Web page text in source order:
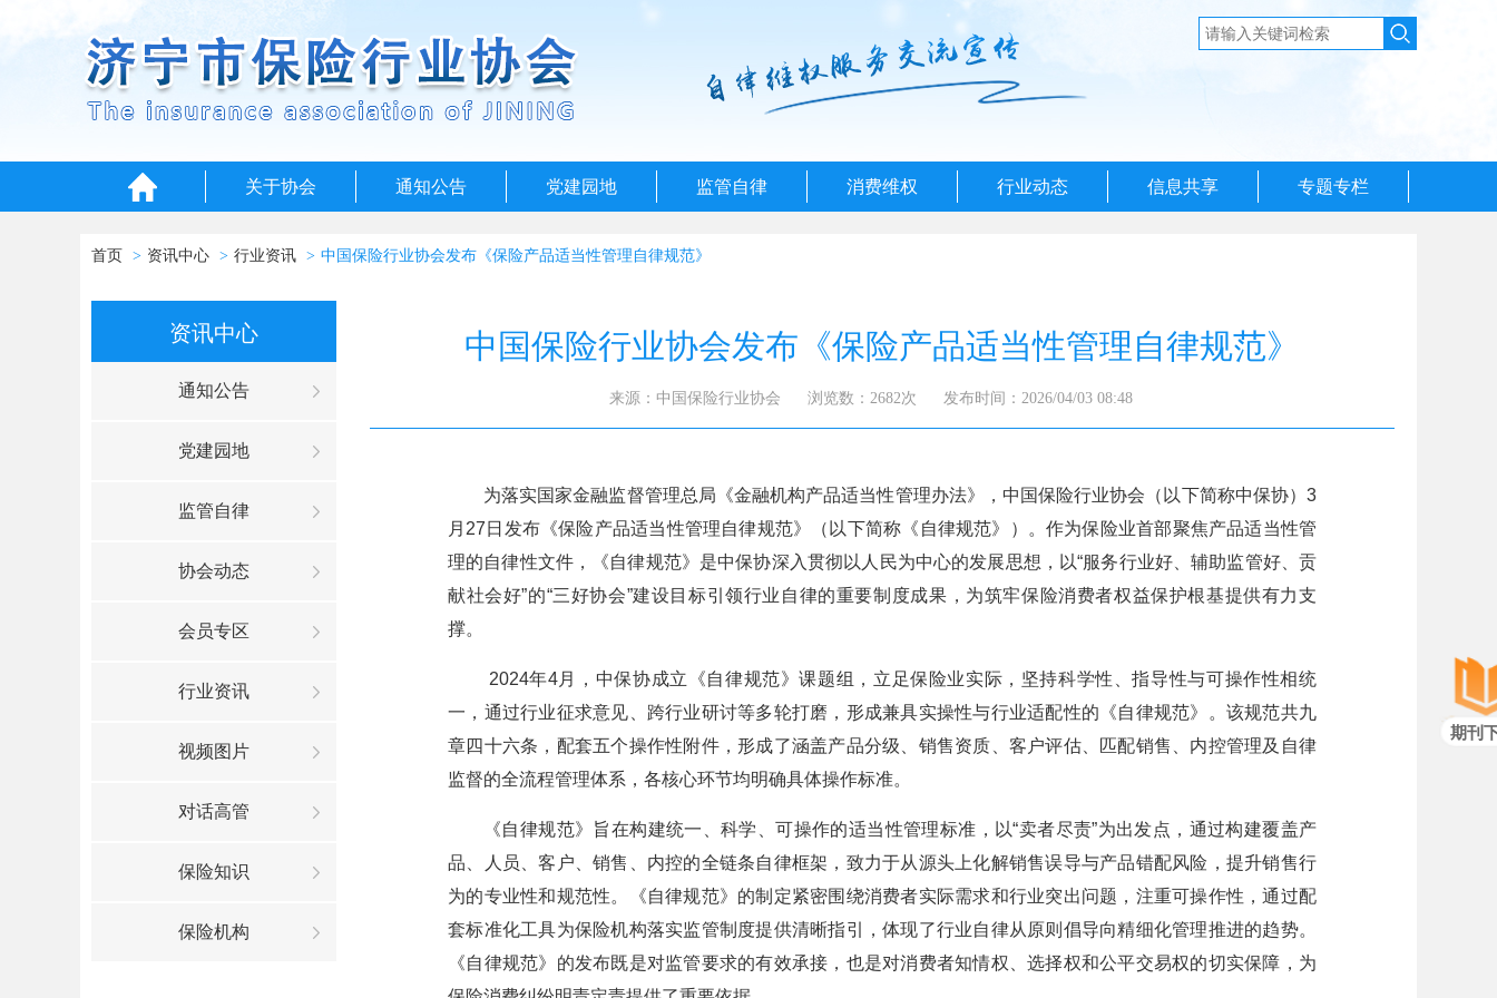
关于协会 通知公告 党建园地 监管自律 消费维权 行业动态 信息共享 专题专栏
首页 资讯中心 行业资讯 中国保险行业协会发布《保险产品适当性管理自律规范》
资讯中心
通知公告
党建园地
监管自律
协会动态
会员专区
行业资讯
视频图片
对话高管
保险知识
保险机构
中国保险行业协会发布《保险产品适当性管理自律规范》
来源：中国保险行业协会 浏览数：2682次 发布时间：2026/04/03 08:48
为落实国家金融监督管理总局《金融机构产品适当性管理办法》，中国保险行业协会（以下简称中保协）3
月27日发布《保险产品适当性管理自律规范》（以下简称《自律规范》）。作为保险业首部聚焦产品适当性管
理的自律性文件，《自律规范》是中保协深入贯彻以人民为中心的发展思想，以“服务行业好、辅助监管好、贡
献社会好”的“三好协会”建设目标引领行业自律的重要制度成果，为筑牢保险消费者权益保护根基提供有力支
撑。
2024年4月，中保协成立《自律规范》课题组，立足保险业实际，坚持科学性、指导性与可操作性相统
一，通过行业征求意见、跨行业研讨等多轮打磨，形成兼具实操性与行业适配性的《自律规范》。该规范共九
章四十六条，配套五个操作性附件，形成了涵盖产品分级、销售资质、客户评估、匹配销售、内控管理及自律
监督的全流程管理体系，各核心环节均明确具体操作标准。
《自律规范》旨在构建统一、科学、可操作的适当性管理标准，以“卖者尽责”为出发点，通过构建覆盖产
品、人员、客户、销售、内控的全链条自律框架，致力于从源头上化解销售误导与产品错配风险，提升销售行
为的专业性和规范性。《自律规范》的制定紧密围绕消费者实际需求和行业突出问题，注重可操作性，通过配
套标准化工具为保险机构落实监管制度提供清晰指引，体现了行业自律从原则倡导向精细化管理推进的趋势。
《自律规范》的发布既是对监管要求的有效承接，也是对消费者知情权、选择权和公平交易权的切实保障，为
期刊